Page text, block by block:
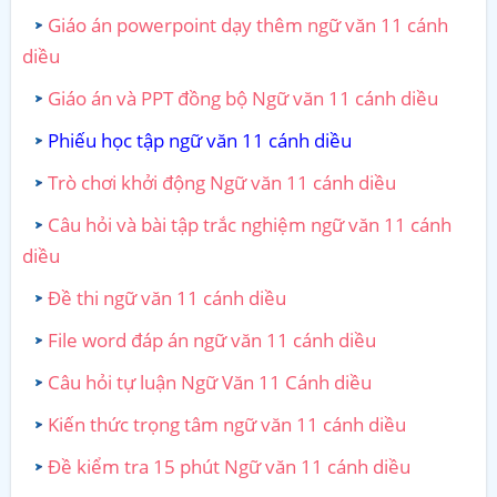
Giáo án powerpoint dạy thêm ngữ văn 11 cánh
diều
Giáo án và PPT đồng bộ Ngữ văn 11 cánh diều
Phiếu học tập ngữ văn 11 cánh diều
Trò chơi khởi động Ngữ văn 11 cánh diều
Câu hỏi và bài tập trắc nghiệm ngữ văn 11 cánh
diều
Đề thi ngữ văn 11 cánh diều
File word đáp án ngữ văn 11 cánh diều
Câu hỏi tự luận Ngữ Văn 11 Cánh diều
Kiến thức trọng tâm ngữ văn 11 cánh diều
Đề kiểm tra 15 phút Ngữ văn 11 cánh diều